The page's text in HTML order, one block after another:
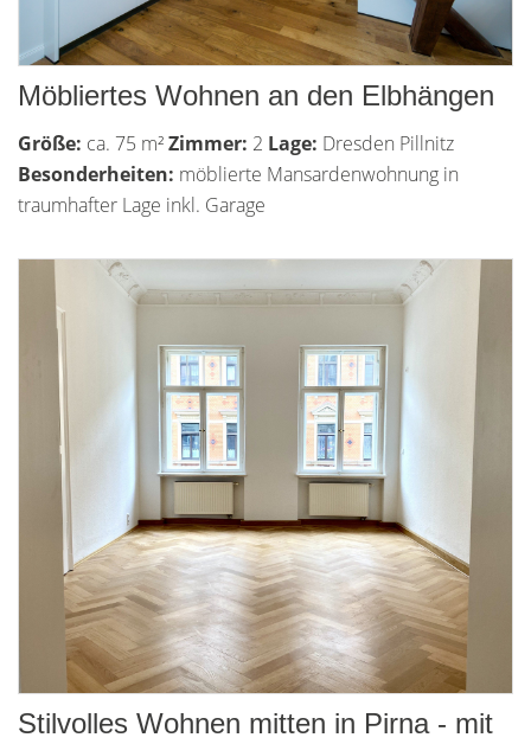
Möbliertes Wohnen an den Elbhängen
Größe: ca. 75 m²Zimmer: 2 Lage: Dresden Pillnitz
Besonderheiten: möblierte Mansardenwohnung in
traumhafter Lage inkl. Garage
Stilvolles Wohnen mitten in Pirna - mit